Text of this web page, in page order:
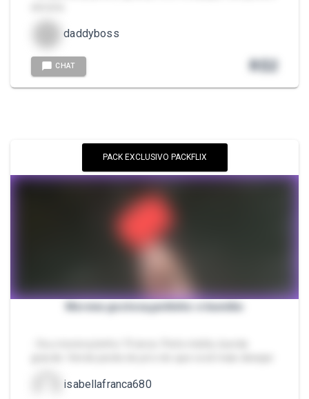
daddyboss
CHAT R$2
PACK EXCLUSIVO PACKFLIX
Morena gostosa,peitinho e bundão
isabellafranca680